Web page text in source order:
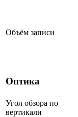
Объём записи
Оптика
Угол обзора по
вертикали